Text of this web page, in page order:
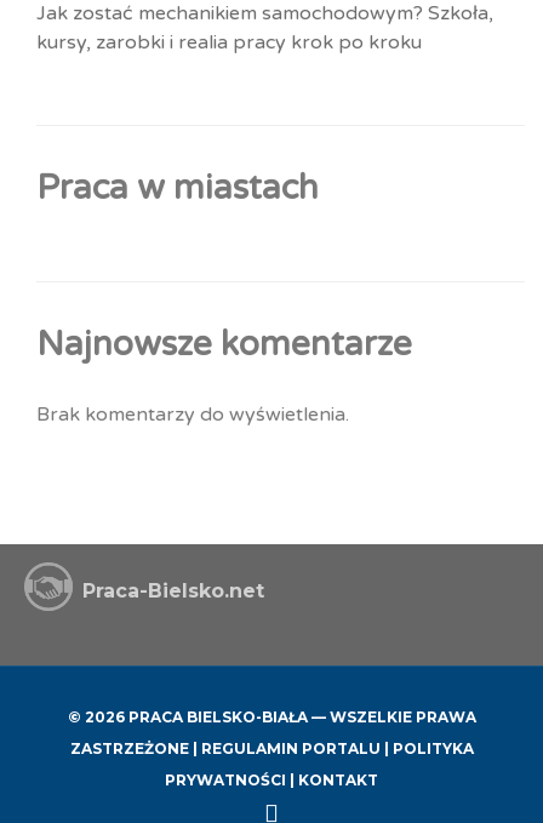
Jak zostać mechanikiem samochodowym? Szkoła,
kursy, zarobki i realia pracy krok po kroku
Praca w miastach
Najnowsze komentarze
Brak komentarzy do wyświetlenia.
Praca-Bielsko.net
© 2026 PRACA BIELSKO-BIAŁA — WSZELKIE PRAWA
ZASTRZEŻONE | REGULAMIN PORTALU
POLITYKA
PRYWATNOŚCI
KONTAKT